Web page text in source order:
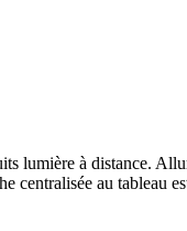
lumière à distance.
au tableau